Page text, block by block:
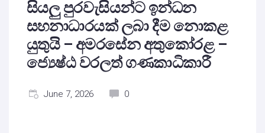
සියලු පුරවැසියන්ට ඉන්ධන
සහනාධාරයක් ලබා දීම නොකළ
යුතුයි – අමරසේන අතුකෝරළ –
ජ්‍යෙෂ්ඨ වරලත් ගණකාධිකාරී
June 7, 2026 0